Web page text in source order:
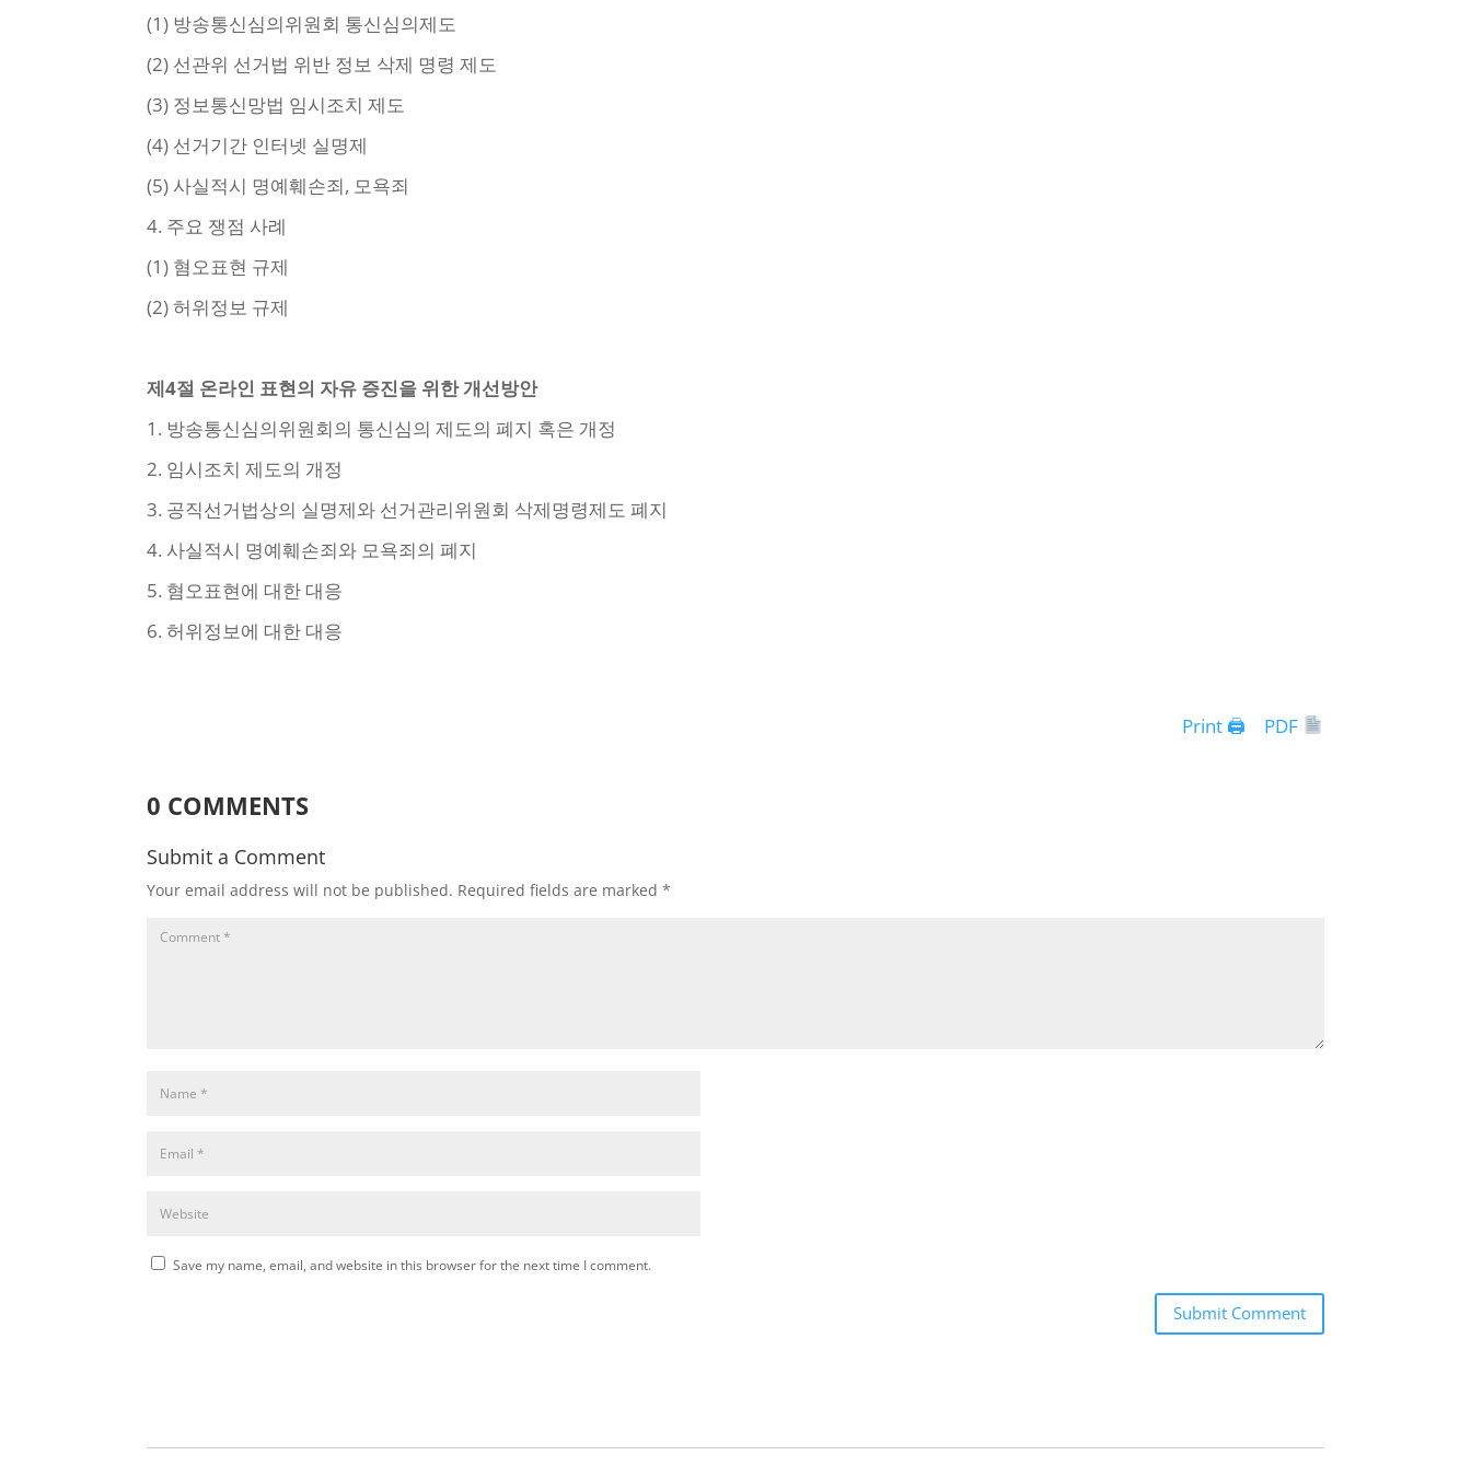
(1) 방송통신심의위원회 통신심의제도
(2) 선관위 선거법 위반 정보 삭제 명령 제도
(3) 정보통신망법 임시조치 제도
(4) 선거기간 인터넷 실명제
(5) 사실적시 명예훼손죄, 모욕죄
4. 주요 쟁점 사례
(1) 혐오표현 규제
(2) 허위정보 규제
제4절 온라인 표현의 자유 증진을 위한 개선방안
1. 방송통신심의위원회의 통신심의 제도의 폐지 혹은 개정
2. 임시조치 제도의 개정
3. 공직선거법상의 실명제와 선거관리위원회 삭제명령제도 폐지
4. 사실적시 명예훼손죄와 모욕죄의 폐지
5. 혐오표현에 대한 대응
6. 허위정보에 대한 대응
Print 🖨 PDF
0 COMMENTS
Submit a Comment
Your email address will not be published. Required fields are marked*
Save my name, email, and website in this browser for the next time I comment.
Submit Comment